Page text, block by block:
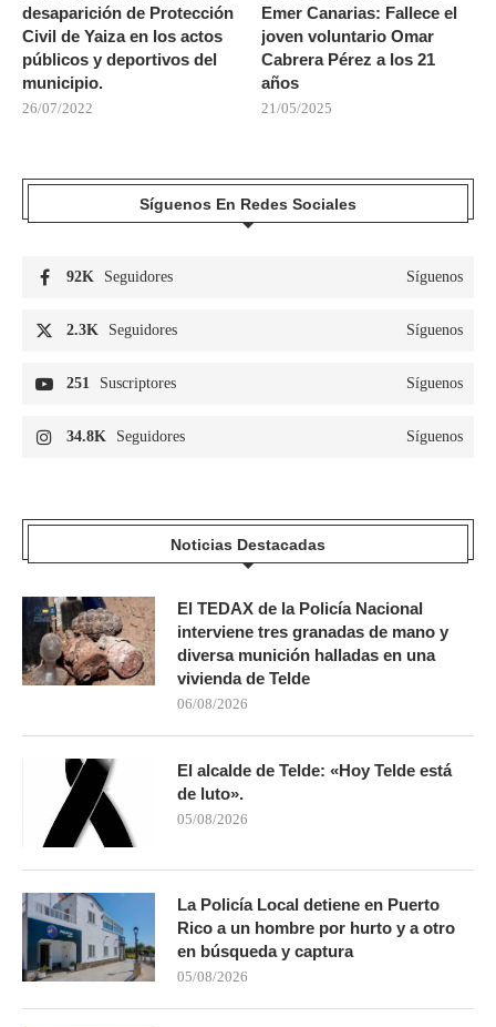
desaparición de Protección
Civil de Yaiza en los actos
públicos y deportivos del
municipio.
26/07/2022
Emer Canarias: Fallece el
joven voluntario Omar
Cabrera Pérez a los 21
años
21/05/2025
Síguenos En Redes Sociales
92K Seguidores Síguenos
2.3K Seguidores Síguenos
251 Suscriptores Síguenos
34.8K Seguidores Síguenos
Noticias Destacadas
El TEDAX de la Policía Nacional
interviene tres granadas de mano y
diversa munición halladas en una
vivienda de Telde
06/08/2026
El alcalde de Telde: «Hoy Telde está
de luto».
05/08/2026
La Policía Local detiene en Puerto
Rico a un hombre por hurto y a otro
en búsqueda y captura
05/08/2026